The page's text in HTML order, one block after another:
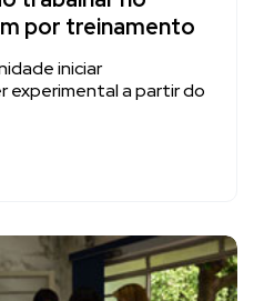
por treinamento
iniciar
a partir do